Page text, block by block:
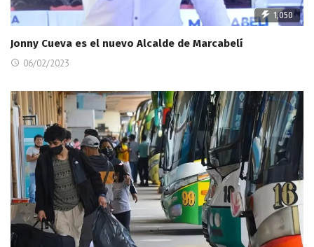
1,050
Jonny Cueva es el nuevo Alcalde de Marcabelí
06/02/2023